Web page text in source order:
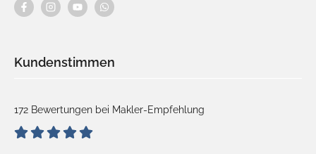
Kundenstimmen
172 Bewertungen bei Makler-Empfehlung